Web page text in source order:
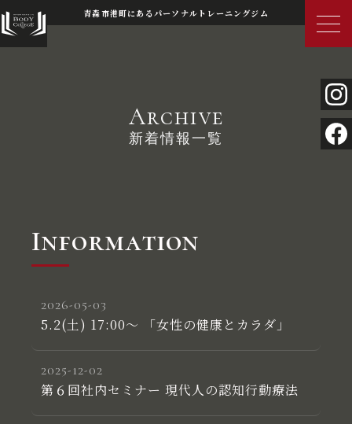
青森市港町にあるパーソナルトレーニングジム
Archive
新着情報一覧
Information
2026-05-03
5.2(土) 17:00～ 「女性の健康とカラダ」
2025-12-02
第６回社内セミナー 現代人の認知行動療法